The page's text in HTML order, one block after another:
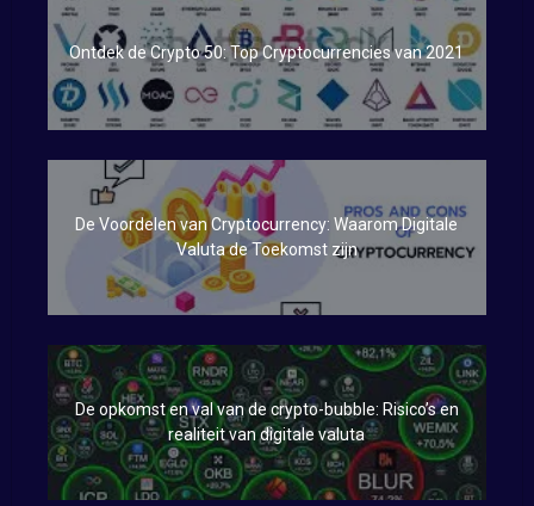
Ontdek de Crypto 50: Top Cryptocurrencies van 2021
De Voordelen van Cryptocurrency: Waarom Digitale
Valuta de Toekomst zijn
De opkomst en val van de crypto-bubble: Risico’s en
realiteit van digitale valuta